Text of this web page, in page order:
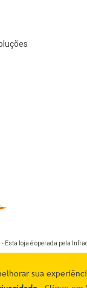
sua
- Esta loja é operada pela